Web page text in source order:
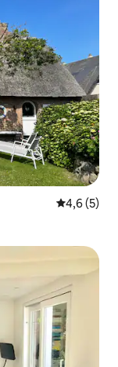
Évaluation
4,6 (5)